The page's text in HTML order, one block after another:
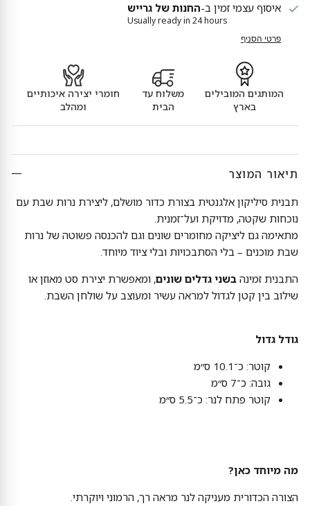
איסוף עצמי זמין ב-החנות של גרייש
Usually ready in 24 hours
פרטי הסניף
המותגים המובילים
בארץ
משלוח עד
הבית
חומרי יצירה איכותיים
ומהלב
תיאור המוצר
תבנית סיליקון אלגנטית בצורת כדור מושלם, ליצירת נרות שבת עם
נוכחות שקטה, מדויקת ועל־זמנית.
מתאימה גם ליציקה מחומרים שונים וגם להכנסה פשוטה של נרות
שבת מוכנים – בלי הסתבכויות ובלי ציוד מיוחד.
התבנית זמינה בשני גדלים שונים, ומאפשרת יצירת סט מאוזן או
שילוב בין קטן לגדול למראה עשיר ומעוצב על שולחן השבת.
גודל גדול
קוטר: כ־10.1 ס״מ
גובה: כ־7 ס״מ
קוטר פתח לנר: כ־5.5 ס״מ
מה מיוחד כאן?
הצורה הכדורית מעניקה לנר מראה רך, הרמוני ויוקרתי.